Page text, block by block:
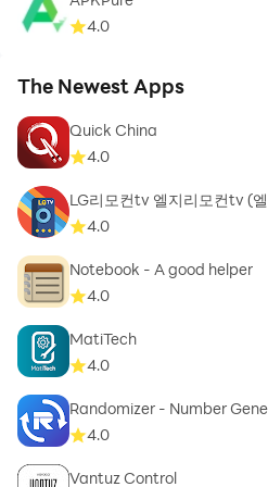
kapılarını, apartman
kontrol edebilirsiniz.
Wikey Kablosuz Kapı Kontrol
Kullanılır?
Wikey kablosuz kapı
sağlanan kayıt kodu ile
kullanılır. Kullanıcılar kayıt
Yöneticiler üye olan
belirler. Bu sayede
yaya giriş kapılarını kontrol
Wikey kablosuz otopark garaj
uygulaması bir IOT
birbiri ile wifi protokolü
haberleşir herhangi bir arıza
4.0
The Newest Apps
Quick China
4.0
LG리모컨tv 엘지리모컨tv (
4.0
Notebook - A good helper
4.0
MatiTech
4.0
Randomizer - Number
4.0
Vantuz Control